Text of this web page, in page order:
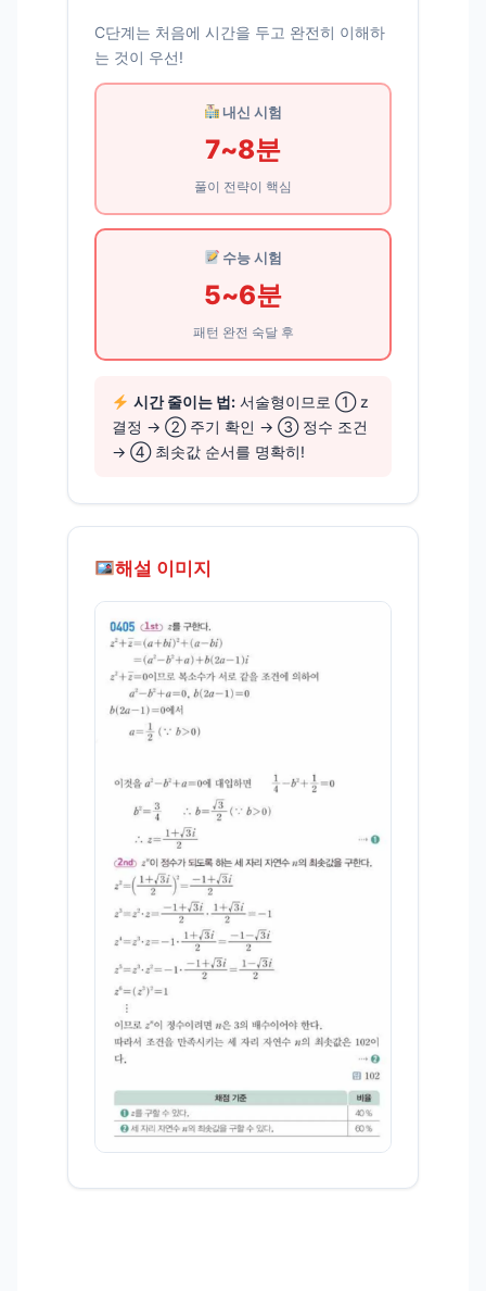
C단계는 처음에 시간을 두고 완전히 이해하
는 것이 우선!
내신 시험
7~8분
풀이 전략이 핵심
수능 시험
5~6분
패턴 완전 숙달 후
시간 줄이는 법:서술형이므로 ① z
결정 → ② 주기 확인 → ③ 정수 조건
→ ④ 최솟값 순서를 명확히!
해설 이미지